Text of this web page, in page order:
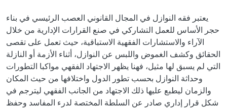
يعتبر فقه النوازل في المجال القانوني العصب الرئيسي في بناء
حجر الأساس للعمل التشاركي في صنع القرارات الإدارية من خلال
الآراء والاستشارات الفقهية الاستباقية، حيث تعمل على تقصى
الحقائق وكشف الغموض واللبس عن النوازل، أثناء الأزمة أو النازلة
التي لم يسبق لها مثيل، فهنا يظهر الاجتهاد الفقهي مواكبا التطورات
وحداثة النوازل بحسب تطور الدول واختلافها من حيث المكان
والزمان ليطبع عليها ذلك الاجتهاد من الجانب الفقهي ليترجم في
شكل قرار إداري صادر عن السلطة المختصة لدرء المفاسد وحفظ